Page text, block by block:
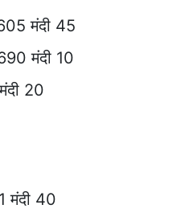
मंदी 45
मंदी 10
20
मंदी 40